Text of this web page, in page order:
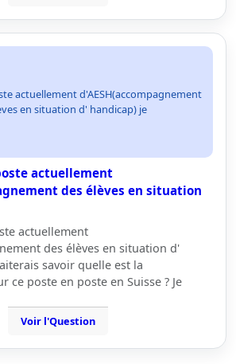
actuellement d'AESH(accompagnement
en situation d' handicap) je
actuellement
des élèves en situation
actuellement
des élèves en situation d'
savoir quelle est la
ce poste en poste en Suisse ? Je
Voir l'Question